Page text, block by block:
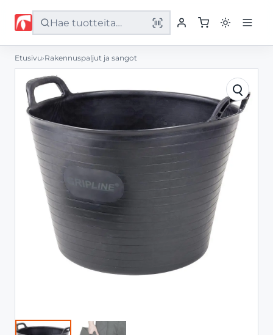
Etusivu
Tuotteet
Palvelut
Yritys
Yhteystiedot
Etusivu›Rakennuspaljut ja sangot